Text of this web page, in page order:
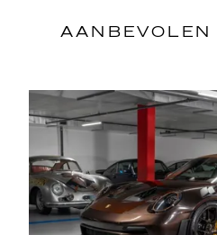
AANBEVOLEN